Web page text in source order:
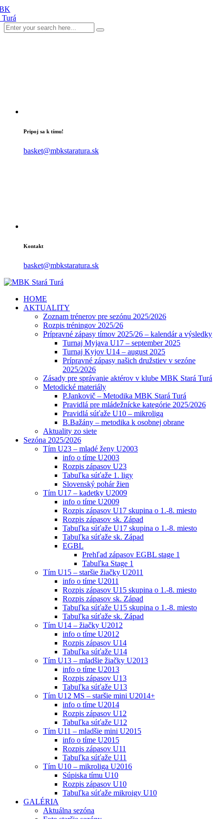
Pripoj sa k tímu!
basket@mbkstaratura.sk
Kontakt
basket@mbkstaratura.sk
HOME
AKTUALITY
Zoznam trénerov pre sezónu 2025/2026
Rozpis tréningov 2025/26
Prípravné zápasy tímov 2025/26 – kalendár a výsledky
Turnaj Myjava U17 – september 2025
Turnaj Kyjov U14 – august 2025
Prípravné zápasy našich družstiev v sezóne
2025/2026
Zásady pre správanie aktérov v klube MBK Stará Turá
Metodické materiály
P.Jankovič – Metodika MBK Stará Turá
Pravidlá pre mládežnícke kategórie 2025/2026
Pravidlá súťaže U10 – mikroliga
B.Bažány – metodika k osobnej obrane
Aktuality zo siete
Sezóna 2025/2026
Tím U23 – mladé ženy U2003
info o tíme U2003
Rozpis zápasov U23
Tabuľka súťaže 1. ligy
Slovenský pohár žien
Tím U17 – kadetky U2009
info o tíme U2009
Rozpis zápasov U17 skupina o 1.-8. miesto
Rozpis zápasov sk. Západ
Tabuľka súťaže U17 skupina o 1.-8. miesto
Tabuľka súťaže sk. Západ
EGBL
Prehľad zápasov EGBL stage 1
Tabuľka Stage 1
Tím U15 – staršie žiačky U2011
info o tíme U2011
Rozpis zápasov U15 skupina o 1.-8. miesto
Rozpis zápasov sk. Západ
Tabuľka súťaže U15 skupina o 1.-8. miesto
Tabuľka súťaže sk. Západ
Tím U14 – žiačky U2012
info o tíme U2012
Rozpis zápasov U14
Tabuľka súťaže U14
Tím U13 – mladšie žiačky U2013
info o tíme U2013
Rozpis zápasov U13
Tabuľka súťaže U13
Tím U12 MS – staršie mini U2014+
info o tíme U2014
Rozpis zápasov U12
Tabuľka súťaže U12
Tím U11 – mladšie mini U2015
info o tíme U2015
Rozpis zápasov U11
Tabuľka súťaže U11
Tím U10 – mikroliga U2016
Súpiska tímu U10
Rozpis zápasov U10
Tabuľka súťaže mikroigy U10
GALÉRIA
Aktuálna sezóna